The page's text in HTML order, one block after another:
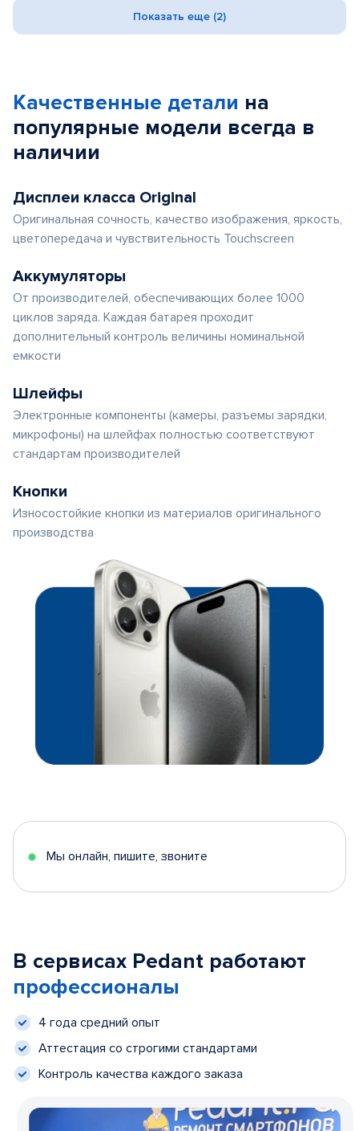
Показать еще (2)
Качественные детали на
популярные модели всегда в
наличии
Дисплеи класса Original
Оригинальная сочность, качество изображения, яркость,
цветопередача и чувствительность Touchscreen
Аккумуляторы
От производителей, обеспечивающих более 1000
циклов заряда. Каждая батарея проходит
дополнительный контроль величины номинальной
емкости
Шлейфы
Электронные компоненты (камеры, разъемы зарядки,
микрофоны) на шлейфах полностью соответствуют
стандартам производителей
Кнопки
Износостойкие кнопки из материалов оригинального
производства
Мы онлайн, пишите, звоните
В сервисах Pedant работают
профессионалы
4 года средний опыт
Аттестация со строгими стандартами
Контроль качества каждого заказа